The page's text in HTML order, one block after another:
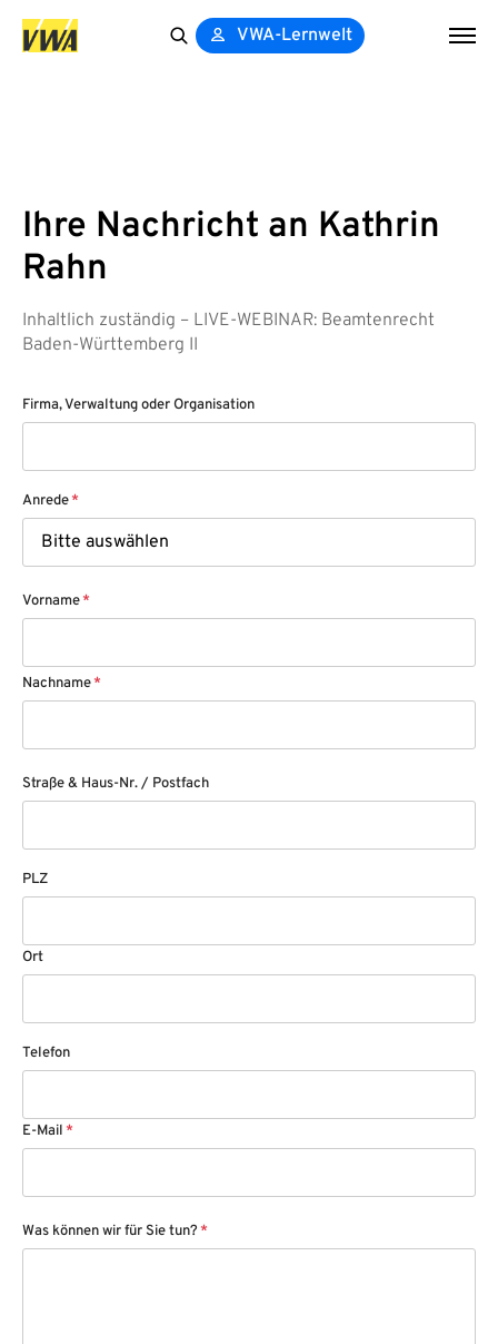
VWA-Lernwelt
Ihre Nachricht an Kathrin
Rahn
Inhaltlich zuständig – LIVE-WEBINAR: Beamtenrecht
Baden-Württemberg II
Firma, Verwaltung oder Organisation
Anrede*
Vorname*
Nachname*
Straße & Haus-Nr. / Postfach
PLZ
Ort
Telefon
E-Mail *
Was können wir für Sie tun? *